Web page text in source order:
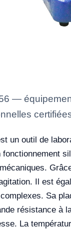
—
un outil de
Il est
Sa
résistance à
La